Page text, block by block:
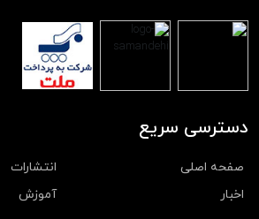
دسترسی سریع
صفحه اصلی
انتشارات
اخبار
آموزش